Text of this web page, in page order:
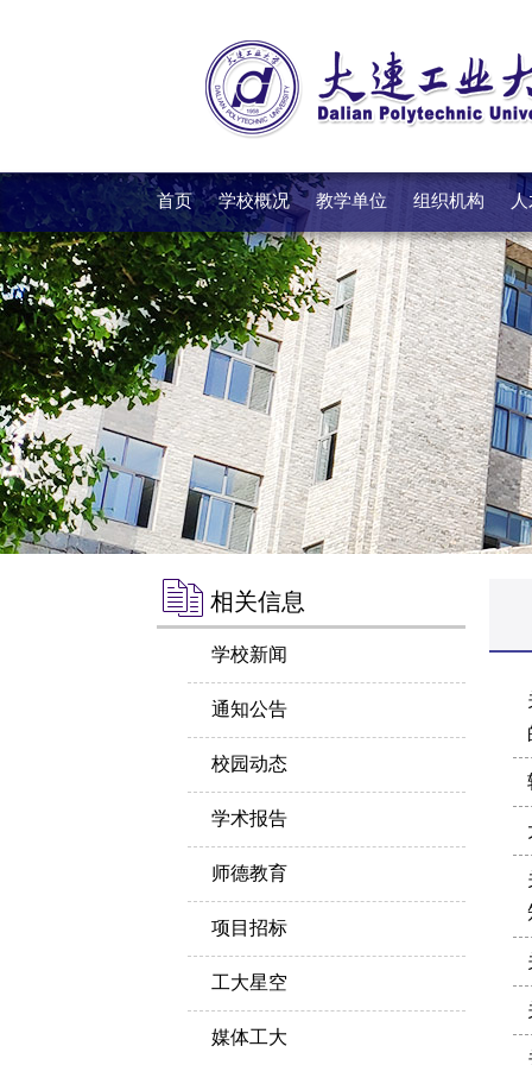
首页 学校概况 教学单位 组织机构
相关信息
学校新闻
通知公告
校园动态
学术报告
师德教育
项目招标
工大星空
媒体工大